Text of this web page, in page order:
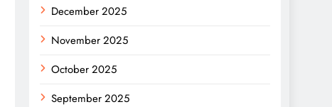
December 2025
November 2025
October 2025
September 2025